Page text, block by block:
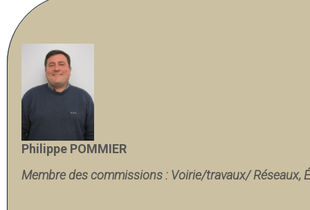
Philippe POMMIER
Membre des commissions : Voirie/travaux/ Réseaux,